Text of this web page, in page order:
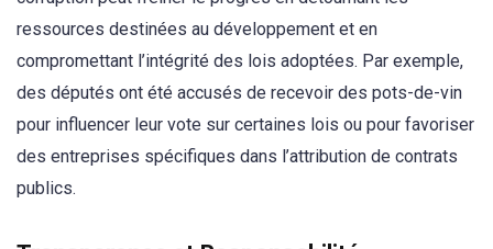
ressources destinées au développement et en
compromettant l’intégrité des lois adoptées. Par exemple,
des députés ont été accusés de recevoir des pots-de-vin
pour influencer leur vote sur certaines lois ou pour favoriser
des entreprises spécifiques dans l’attribution de contrats
publics.